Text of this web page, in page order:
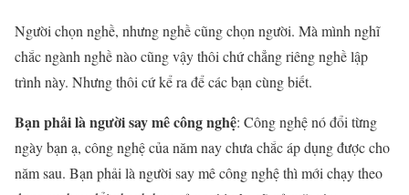
Người chọn nghề, nhưng nghề cũng chọn người. Mà mình nghĩ
chắc ngành nghề nào cũng vậy thôi chứ chẳng riêng nghề lập
trình này. Nhưng thôi cứ kể ra để các bạn cùng biết.
Bạn phải là người say mê công nghệ: Công nghệ nó đổi từng
ngày bạn ạ, công nghệ của năm nay chưa chắc áp dụng được cho
năm sau. Bạn phải là người say mê công nghệ thì mới chạy theo